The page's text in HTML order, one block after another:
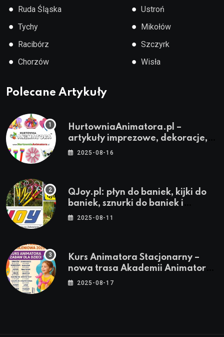
● Ruda Śląska
● Tychy
● Racibórz
● Chorzów
● Ustroń
● Mikołów
● Szczyrk
● Wisła
Polecane Artykuły
HurtowniaAnimatora.pl –
artykuły imprezowe, dekoracje,
stroje i akcesoria dla animatorów
2025-08-16
QJoy.pl: płyn do baniek, kijki do
baniek, sznurki do baniek i
zestawy do baniek
2025-08-11
Kurs Animatora Stacjonarny –
nowa trasa Akademii Animatora
– jesień 2025
2025-08-17